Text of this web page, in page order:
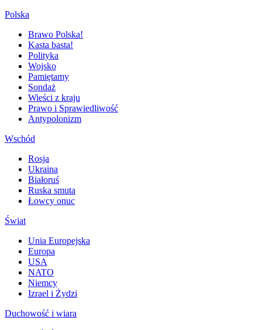
Polska
Brawo Polska!
Kasta basta!
Polityka
Wojsko
Pamiętamy
Sondaż
Wieści z kraju
Prawo i Sprawiedliwość
Antypolonizm
Wschód
Rosja
Ukraina
Białoruś
Ruska smuta
Łowcy onuc
Świat
Unia Europejska
Europa
USA
NATO
Niemcy
Izrael i Żydzi
Duchowość i wiara